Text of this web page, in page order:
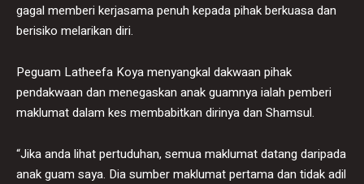
gagal memberi kerjasama penuh kepada pihak berkuasa dan
berisiko melarikan diri.
Peguam Latheefa Koya menyangkal dakwaan pihak
pendakwaan dan menegaskan anak guamnya ialah pemberi
maklumat dalam kes membabitkan dirinya dan Shamsul.
“Jika anda lihat pertuduhan, semua maklumat datang daripada
anak guam saya. Dia sumber maklumat pertama dan tidak adil